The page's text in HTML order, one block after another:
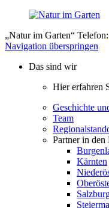
„Natur im Garten“ Telefon:
Navigation überspringen
Das sind wir
Hier erfahren
Geschichte
Team
Partner in den
Kärnten